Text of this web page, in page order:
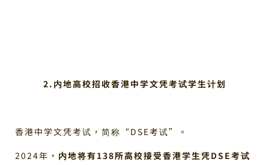
2.内地高校招收香港中学文凭考试学生计划
香港中学文凭考试，简称“DSE考试”。
2024年， 内地将有138所高校接受香港学生凭DSE考试